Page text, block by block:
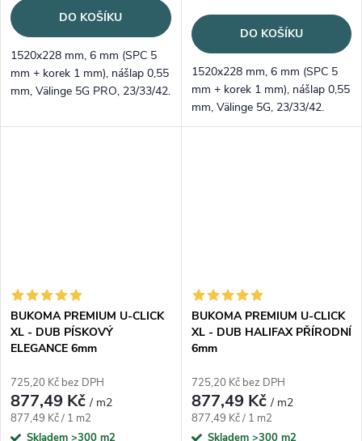
DO KOŠÍKU
1520x228 mm, 6 mm (SPC 5
mm + korek 1 mm), nášlap 0,55
mm, Välinge 5G PRO, 23/33/42.
registrovaným embossem.
DO KOŠÍKU
1520x228 mm, 6 mm (SPC 5
mm + korek 1 mm), nášlap 0,55
mm, Välinge 5G, 23/33/42.
Přirozený natur odstín s
BUKOMA PREMIUM U-CLICK
XL - DUB PÍSKOVÝ
ELEGANCE 6mm
725,20 Kč bez DPH
877,49 Kč/ m2
Měrná cena:
877,49 Kč / 1 m2
Skladem >300 m2
BUKOMA PREMIUM U-CLICK
XL - DUB HALIFAX PŘÍRODNÍ
6mm
725,20 Kč bez DPH
877,49 Kč/ m2
Měrná cena:
877,49 Kč / 1 m2
Skladem >300 m2